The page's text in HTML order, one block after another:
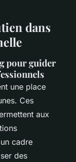
dans
pour guider
une place
Ces
aux
cadre
des